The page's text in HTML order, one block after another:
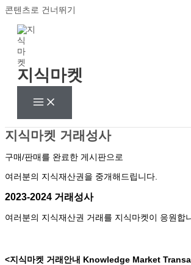
콘텐츠로 건너뛰기
지식마켓
지식마켓 거래성사
구매/판매를 완료한 게시판으로
여러분의 지식재산권을 중개해드립니다.
2023-2024 거래성사
여러분의 지식재산권 거래를 지식마켓이 응원합
<지식마켓 거래안내 Knowledge Market